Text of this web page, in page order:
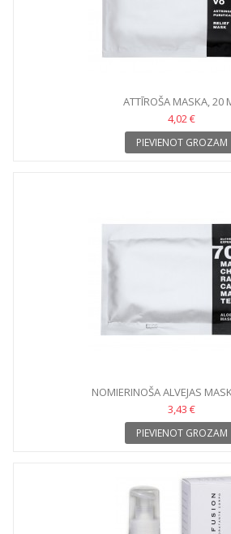
ATTĪROŠA MASKA, 20
4,02 €
PIEVIENOT GROZAM
NOMIERINOŠA ALVEJAS
3,43 €
PIEVIENOT GROZAM